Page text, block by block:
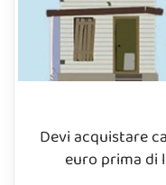
Devi acquistare
euro prima di